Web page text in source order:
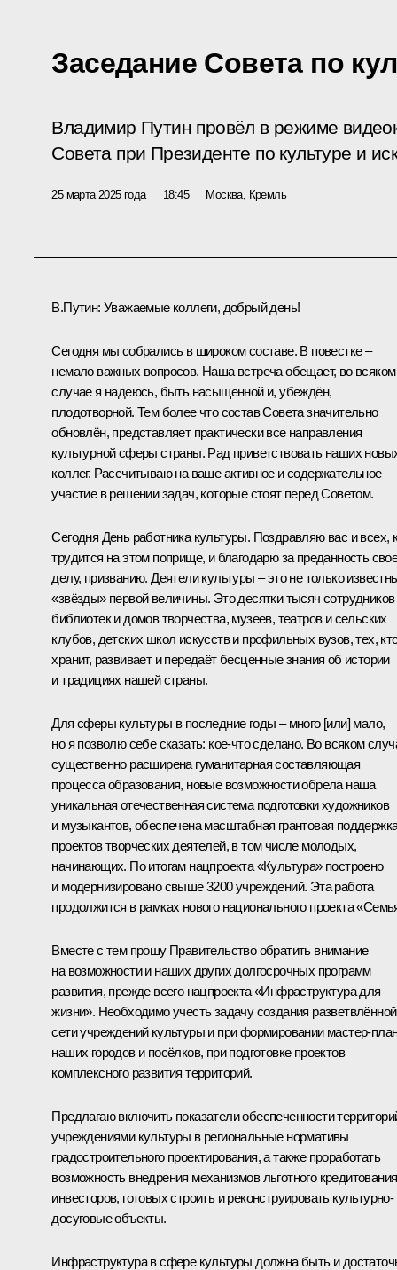
Заседание Совета по
Владимир Путин провёл в режиме
Совета при Президенте по культуре и
25 марта 2025 года 18:45 Москва, Кремль
В.Путин: Уважаемые коллеги, добрый день!
Сегодня мы собрались в широком составе. В повестке –
немало важных вопросов. Наша встреча обещает, во всяком
случае я надеюсь, быть насыщенной и, убеждён,
плодотворной. Тем более что состав Совета значительно
обновлён, представляет практически все направления
культурной сферы страны. Рад приветствовать наших
коллег. Рассчитываю на ваше активное и содержательное
участие в решении задач, которые стоят перед Советом.
Сегодня День работника культуры. Поздравляю вас и всех,
трудится на этом поприще, и благодарю за преданность
делу, призванию. Деятели культуры – это не только
«звёзды» первой величины. Это десятки тысяч сотрудников
библиотек и домов творчества, музеев, театров и сельских
клубов, детских школ искусств и профильных вузов, тех,
хранит, развивает и передаёт бесценные знания об истории
и традициях нашей страны.
Для сферы культуры в последние годы – много [или] мало,
но я позволю себе сказать: кое-что сделано. Во всяком
существенно расширена гуманитарная составляющая
процесса образования, новые возможности обрела наша
уникальная отечественная система подготовки художников
и музыкантов, обеспечена масштабная грантовая
проектов творческих деятелей, в том числе молодых,
начинающих. По итогам нацпроекта «Культура» построено
и модернизировано свыше 3200 учреждений. Эта работа
продолжится в рамках нового национального проекта
Вместе с тем прошу Правительство обратить внимание
на возможности и наших других долгосрочных программ
развития, прежде всего нацпроекта «Инфраструктура для
жизни». Необходимо учесть задачу создания разветвлённой
сети учреждений культуры и при формировании мастер-
наших городов и посёлков, при подготовке проектов
комплексного развития территорий.
Предлагаю включить показатели обеспеченности
учреждениями культуры в региональные нормативы
градостроительного проектирования, а также проработать
возможность внедрения механизмов льготного кредитования
инвесторов, готовых строить и реконструировать культурно-
досуговые объекты.
Инфраструктура в сфере культуры должна быть и